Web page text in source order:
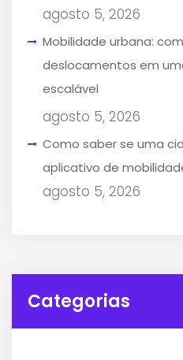
agosto 5, 2026
Mobilidade urbana:
deslocamentos em
escalável
agosto 5, 2026
Como saber se uma
aplicativo de
agosto 5, 2026
Categorias